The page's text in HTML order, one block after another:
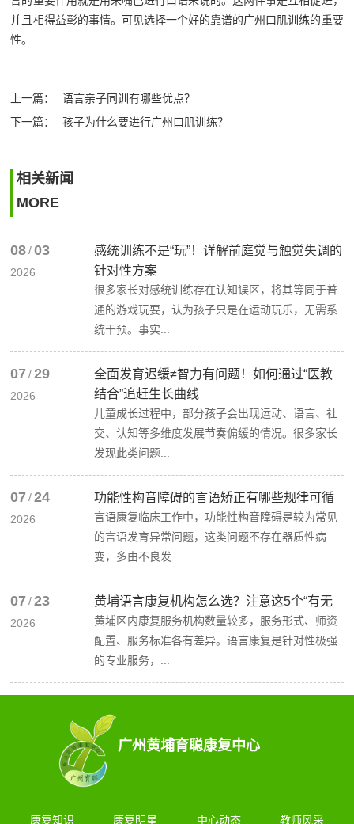
并且相得益彰的事情。可见选择一个好的靠谱的广州口肌训练的重要
性。
上一篇：
语言亲子同训有哪些优点？
下一篇：
孩子为什么要进行广州口肌训练？
相关新闻
MORE
08 / 03
2026
感统训练不是“玩”！详解前庭觉与触觉失调的
针对性方案
很多家长对感统训练存在认知误区，将其等同于普
通的游戏玩耍，认为孩子只是在运动玩乐，无需系
统干预。事实...
07 / 29
2026
全面发育迟缓≠智力有问题！如何通过“医教
结合”追赶生长曲线
儿童成长过程中，部分孩子会出现运动、语言、社
交、认知等多维度发展节奏偏缓的情况。很多家长
发现此类问题...
07 / 24
2026
功能性构音障碍的言语矫正有哪些规律可循
言语康复临床工作中，功能性构音障碍是较为常见
的言语发育异常问题，这类问题不存在器质性病
变，多由不良发...
07 / 23
2026
黄埔语言康复机构怎么选？注意这5个“有无
黄埔区内康复服务机构数量较多，服务形式、师资
配置、服务标准各有差异。语言康复是针对性极强
的专业服务，...
广州黄埔育聪康复中心
康复知识 康复明星 中心动态 教师风采